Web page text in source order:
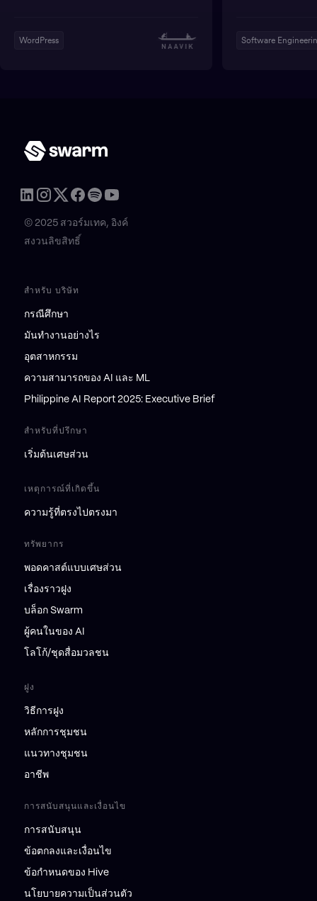
WordPress Software
© 2025 สวอร์มเทค, อิงค์
สงวนลิขสิทธิ์
สำหรับ บริษัท
กรณีศึกษา
มันทำงานอย่างไร
อุตสาหกรรม
ความสามารถของ AI และ ML
Philippine AI Report 2025: Executive Brief
สำหรับที่ปรึกษา
เริ่มต้นเศษส่วน
เหตุการณ์ที่เกิดขึ้น
ความรู้ที่ตรงไปตรงมา
ทรัพยากร
พอดคาสต์แบบเศษส่วน
เรื่องราวฝูง
บล็อก Swarm
ผู้คนในของ AI
โลโก้/ชุดสื่อมวลชน
ฝูง
วิธีการฝูง
หลักการชุมชน
แนวทางชุมชน
อาชีพ
การสนับสนุนและเงื่อนไข
การสนับสนุน
ข้อตกลงและเงื่อนไข
ข้อกำหนดของ Hive
นโยบายความเป็นส่วนตัว